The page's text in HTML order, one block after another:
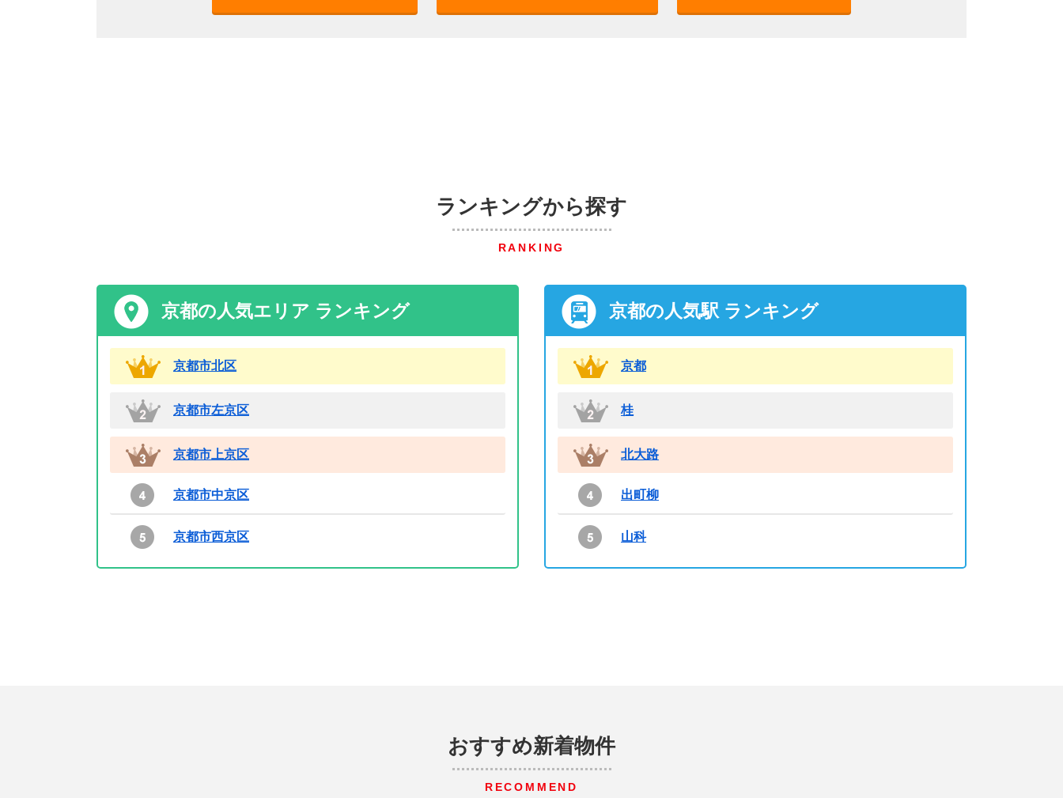
ランキングから探す
RANKING
京都の人気エリア ランキング
京都市北区
京都市左京区
京都市上京区
京都市中京区
京都市西京区
京都の人気駅 ランキング
京都
桂
北大路
出町柳
山科
おすすめ新着物件
RECOMMEND